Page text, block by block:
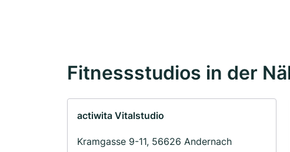
Fitnessstudios in der
actiwita Vitalstudio
Kramgasse 9-11, 56626 Andernach